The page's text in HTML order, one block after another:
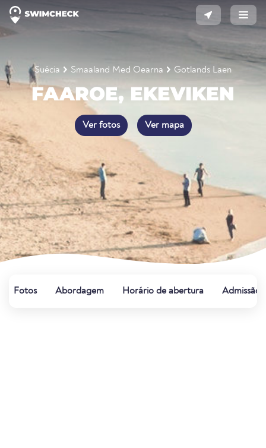
Suécia Smaaland Med Oearna Gotlands Laen
FAAROE, EKEVIKEN
Ver fotos Ver mapa
Fotos Abordagem Horário de abertura Admissão